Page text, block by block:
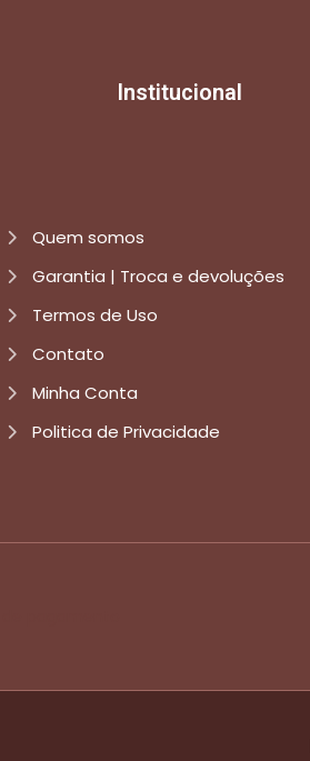
Institucional
Quem somos
Garantia | Troca e devoluções
Termos de Uso
Contato
Minha Conta
Politica de Privacidade